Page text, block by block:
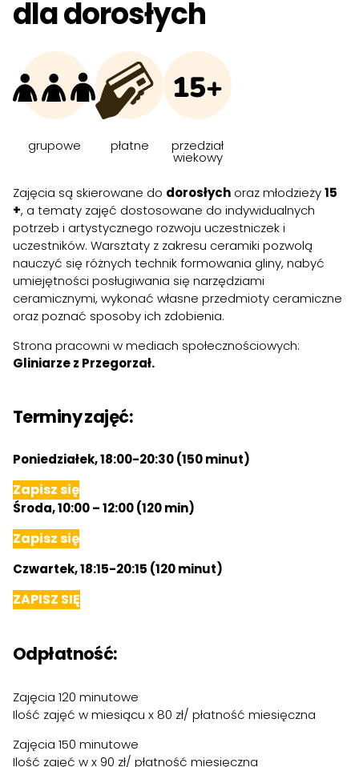
dla dorosłych
grupowe płatne
15+
przedział
wiekowy
Zajęcia są skierowane do dorosłych oraz młodzieży15
+, a tematy zajęć dostosowane do indywidualnych
potrzeb i artystycznego rozwoju uczestniczek i
uczestników. Warsztaty z zakresu ceramiki pozwolą
nauczyć się różnych technik formowania gliny, nabyć
umiejętności posługiwania się narzędziami
ceramicznymi, wykonać własne przedmioty ceramiczne
oraz poznać sposoby ich zdobienia.
Strona pracowni w mediach społecznościowych:
Gliniarze z Przegorzał.
Terminy zajęć:
Poniedziałek, 18:00-20:30 (150 minut)
Zapisz się
Środa, 10:00 – 12:00 (120 min)
Zapisz się
Czwartek, 18:15-20:15 (120 minut)
ZAPISZ SIĘ
Odpłatność:
Zajęcia 120 minutowe
Ilość zajęć w miesiącu x 80 zł/ płatność miesięczna
Zajęcia 150 minutowe
Ilość zajęć w x 90 zł/ płatność miesięczna